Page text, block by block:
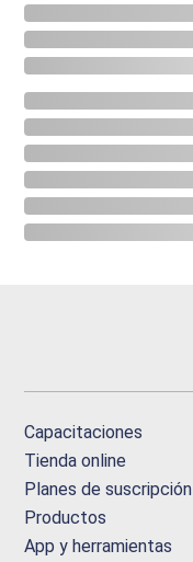
Capacitaciones
Tienda online
Planes de suscripción
Productos
App y herramientas